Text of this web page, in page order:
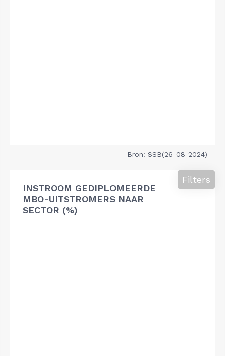
Bron: SSB(26-08-2024)
INSTROOM GEDIPLOMEERDE
MBO-UITSTROMERS NAAR
SECTOR (%)
Filters